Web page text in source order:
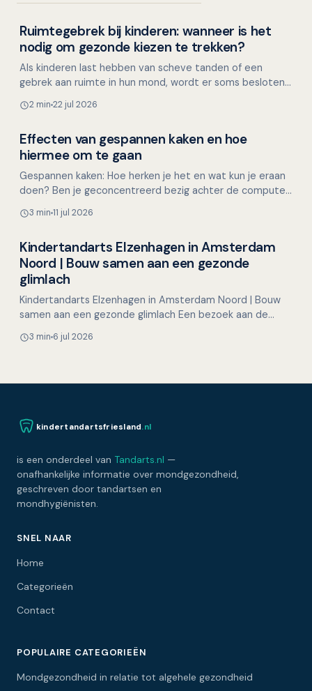
Kinderen en mondgezondheid
Ruimtegebrek bij kinderen: wanneer is het
nodig om gezonde kiezen te trekken?
Als kinderen last hebben van scheve tanden of een
gebrek aan ruimte in hun mond, wordt er soms besloten
i…
2 min 22 jul 2026
Mondgezondheid in relatie tot algehele gezondheid
Effecten van gespannen kaken en hoe
hiermee om te gaan
Gespannen kaken: Hoe herken je het en wat kun je eraan
doen? Ben je geconcentreerd bezig achter de computer,
3 min 11 jul 2026
Overig nieuws
Kindertandarts Elzenhagen in Amsterdam
Noord | Bouw samen aan een gezonde
glimlach
Kindertandarts Elzenhagen in Amsterdam Noord | Bouw
samen aan een gezonde glimlach Een bezoek aan de
zijn…
3 min 6 jul 2026
kindertandartsfriesland.nl
is een onderdeel van Tandarts.nl —
onafhankelijke informatie over mondgezondheid,
geschreven door tandartsen en
mondhygiënisten.
SNEL NAAR
Home
Categorieën
Contact
POPULAIRE CATEGORIEËN
Mondgezondheid in relatie tot algehele gezondheid